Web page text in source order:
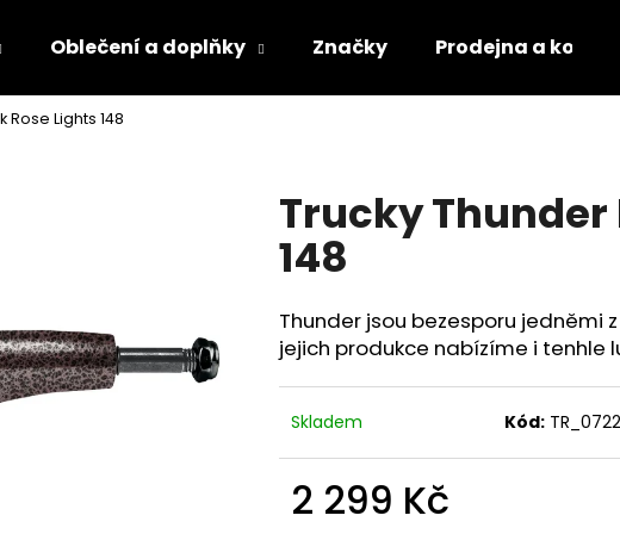
Oblečení a doplňky Značky Prodejna a
Rose Lights 148
Trucky Thunder
148
Thunder jsou bezesporu jedněmi
jejich produkce nabízíme i tenhle
Skladem Kód: TR_0722
2 299 Kč
Co potřebujete najít?
HLEDAT